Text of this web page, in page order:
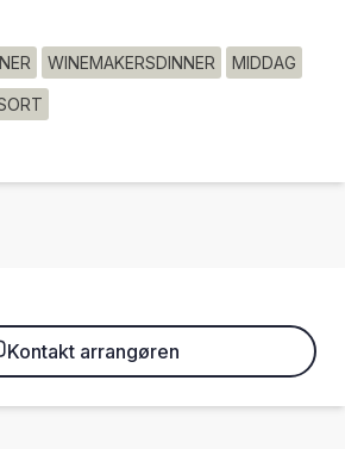
WINEMAKERSDINNER MIDDAG
Kontakt arrangøren